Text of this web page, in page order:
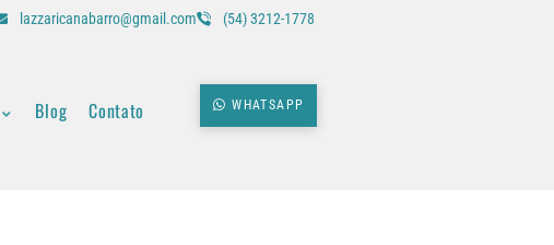
lazzaricanabarro@gmail.com (54) 3212-1778
Blog Contato WHATSAPP